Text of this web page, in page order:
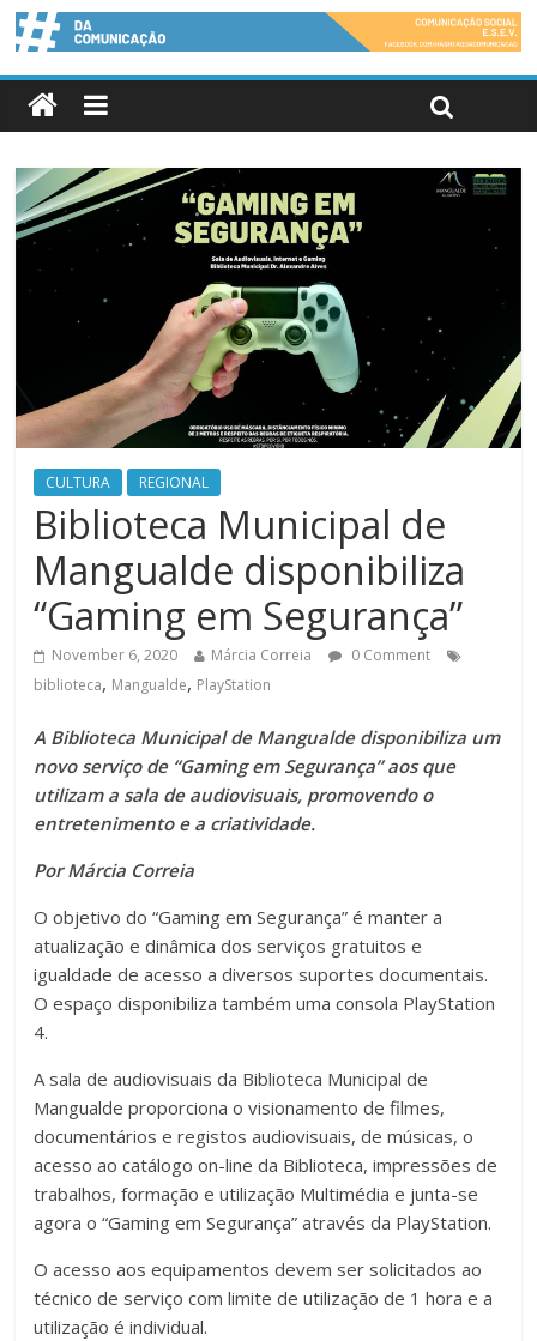
CULTURA REGIONAL
Biblioteca Municipal de
Mangualde disponibiliza
“Gaming em Segurança”
November 6, 2020 Márcia Correia
0 Comment
biblioteca, Mangualde, PlayStation
A Biblioteca Municipal de Mangualde disponibiliza um
novo serviço de “Gaming em Segurança” aos que
utilizam a sala de audiovisuais, promovendo o
entretenimento e a criatividade.
Por Márcia Correia
O objetivo do “Gaming em Segurança” é manter a
atualização e dinâmica dos serviços gratuitos e
igualdade de acesso a diversos suportes documentais.
O espaço disponibiliza também uma consola PlayStation
4.
A sala de audiovisuais da Biblioteca Municipal de
Mangualde proporciona o visionamento de filmes,
documentários e registos audiovisuais, de músicas, o
acesso ao catálogo on-line da Biblioteca, impressões de
trabalhos, formação e utilização Multimédia e junta-se
agora o “Gaming em Segurança” através da PlayStation.
O acesso aos equipamentos devem ser solicitados ao
técnico de serviço com limite de utilização de 1 hora e a
utilização é individual.